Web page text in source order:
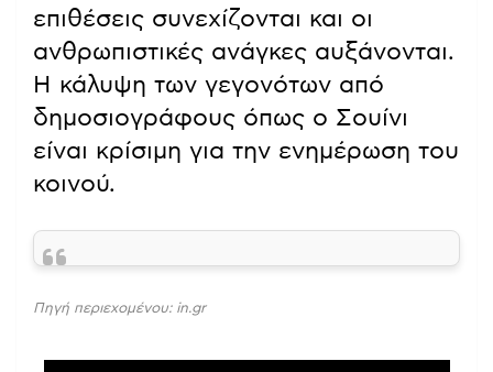
επιθέσεις συνεχίζονται και οι
ανθρωπιστικές ανάγκες αυξάνονται.
Η κάλυψη των γεγονότων από
δημοσιογράφους όπως ο Σουίνι
είναι κρίσιμη για την ενημέρωση του
κοινού.
Πηγή περιεχομένου: in.gr